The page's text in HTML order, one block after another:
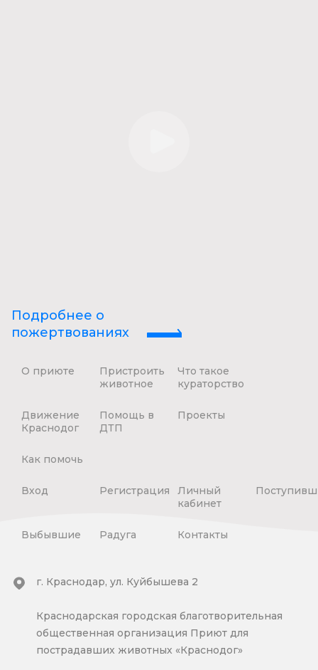
Подробнее о
пожертвованиях
О приюте
Пристроить
животное
Что такое
кураторство
Движение
Краснодог
Помощь в
ДТП
Проекты
Как помочь
Вход Регистрация
Личный
кабинет
Выбывшие Радуга Контакты
г. Краснодар, ул. Куйбышева 2
Краснодарская городская благотворительная
общественная организация Приют для
пострадавших животных «Краснодог»